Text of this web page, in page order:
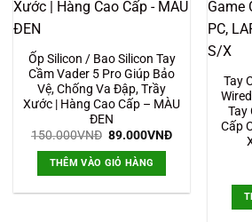
Ốp Silicon / Bao Silicon Tay
Cầm Vader 5 Pro Giúp Bảo
Vệ, Chống Va Đập, Trầy
Xước | Hàng Cao Cấp – MÀU
ĐEN
150.000VNĐ Giá
là:
150.000VNĐ.
89.000VNĐGiá
THÊM VÀO GIỎ HÀNG
Tay
Tay
Cấp